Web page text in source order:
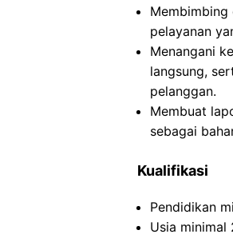
Membimbing
pelayanan
Menangani
langsung,
pelanggan.
Membuat
sebagai
Kualifikasi
Pendidikan
Usia minimal